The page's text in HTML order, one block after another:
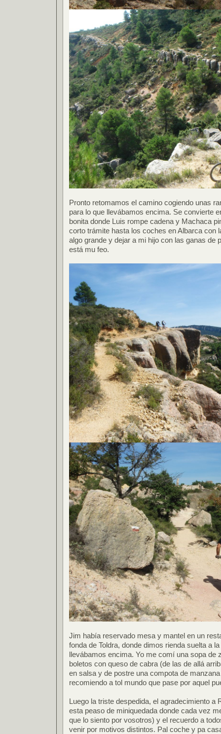
Pronto retomamos el camino cogiendo unas
para lo que llevábamos encima. Se convierte
bonita donde Luis rompe cadena y Machaca
corto trámite hasta los coches en Albarca con
algo grande y dejar a mi hijo con las ganas de
está mu feo.
Jim había reservado mesa y mantel en un
fonda de Toldra, donde dimos rienda suelta a
llevábamos encima. Yo me comí una sopa de
boletos con queso de cabra (de las de allá
en salsa y de postre una compota de
recomiendo a tol mundo que pase por aquel
Luego la triste despedida, el agradecimiento a
esta peaso de miniquedada donde cada vez
que lo siento por vosotros) y el recuerdo a
venir por motivos distintos. Pal coche y pa